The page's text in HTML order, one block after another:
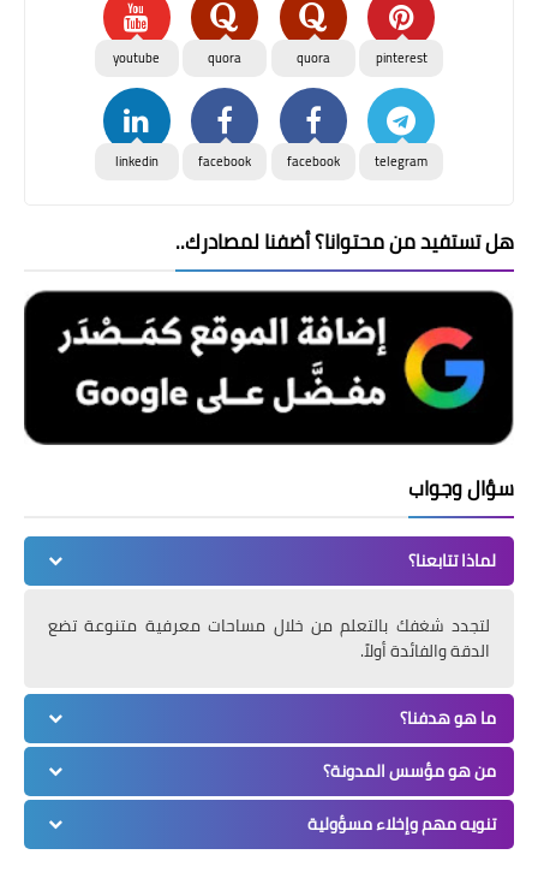
pinterest
quora
quora
youtube
telegram
facebook
facebook
linkedin
هل تستفيد من محتوانا؟ أضفنا لمصادرك..
سؤال وجواب
لماذا تتابعنا؟
لتجدد شغفك بالتعلم من خلال مساحات معرفية متنوعة تضع
الدقة والفائدة أولاً.
ما هو هدفنا؟
من هو مؤسس المدونة؟
تنويه مهم وإخلاء مسؤولية